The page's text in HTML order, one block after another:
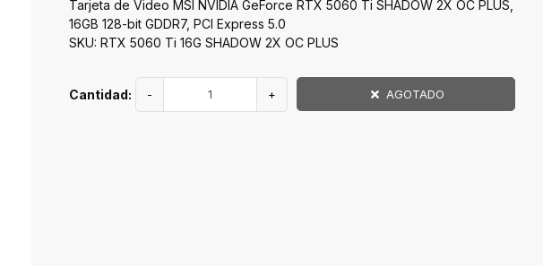
Tarjeta de Video MSI NVIDIA GeForce RTX 5060 Ti SHADOW 2X OC PLUS,
16GB 128-bit GDDR7, PCI Express 5.0
SKU: RTX 5060 Ti 16G SHADOW 2X OC PLUS
Cantidad: - + AGOTADO